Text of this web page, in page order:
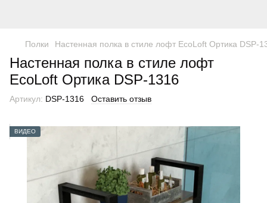
Полки Настенная полка в стиле лофт EcoLoft Ортика DSP-
Настенная полка в стиле лофт
EcoLoft Ортика DSP-1316
Артикул: DSP-1316 Оставить отзыв
ВИДЕО